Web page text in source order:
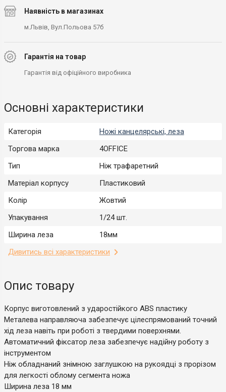
Наявність в магазинах
м.Львів, Вул.Польова 57б
Гарантія на товар
Гарантія від офіційного виробника
Основні характеристики
Категорія
Ножі канцелярські, леза
Торгова марка
4OFFICE
Тип
Ніж трафаретний
Матеріал корпусу
Пластиковий
Колір
Жовтий
Упакування
1/24 шт.
Ширина леза
18мм
Дивитись всі характеристики
Опис товару
Корпус виготовлений з ударостійкого АВS пластику
Металева направляюча забезпечує цілеспрямований точний
хід леза навіть при роботі з твердими поверхнями.
Автоматичний фіксатор леза забезпечує надійну роботу з
інструментом
Ніж обладнаний знімною заглушкою на рукоядці з прорізом
для легкості облому сегмента ножа
Ширина леза 18 мм